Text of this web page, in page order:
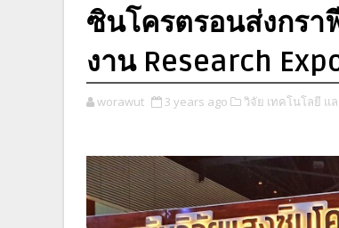
ซินโครตรอนส่งกรา
งาน Research
worawut 3 years ago วิจัย เทคโนโลยี แ